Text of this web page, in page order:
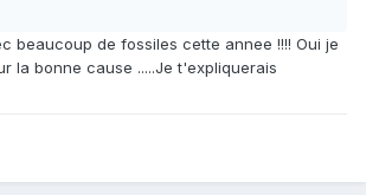
beaucoup de fossiles cette annee !!!! Oui je
la bonne cause .....Je t'expliquerais